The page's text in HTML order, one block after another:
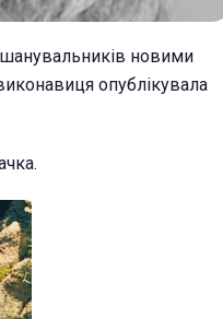
шанувальників новими
опублікувала